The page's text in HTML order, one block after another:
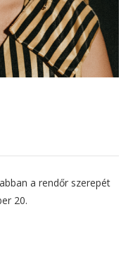
a rendőr szerepét
20.